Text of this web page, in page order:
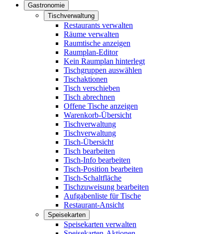
Gastronomie
Tischverwaltung
Restaurants verwalten
Räume verwalten
Raumtische anzeigen
Raumplan-Editor
Kein Raumplan hinterlegt
Tischgruppen auswählen
Tischaktionen
Tisch verschieben
Tisch abrechnen
Offene Tische anzeigen
Warenkorb-Übersicht
Tischverwaltung
Tischverwaltung
Tisch-Übersicht
Tisch bearbeiten
Tisch-Info bearbeiten
Tisch-Position bearbeiten
Tisch-Schaltfläche
Tischzuweisung bearbeiten
Aufgabenliste für Tische
Restaurant-Ansicht
Speisekarten
Speisekarten verwalten